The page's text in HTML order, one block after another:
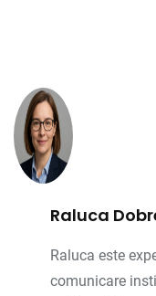
Raluca
Raluca este
comunicare